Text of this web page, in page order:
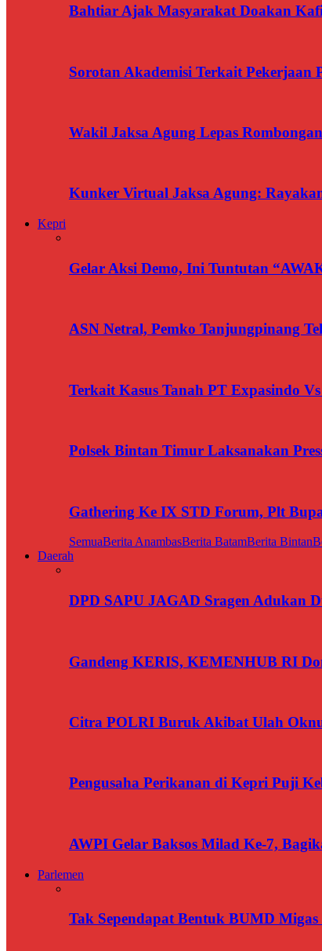
Bahtiar Ajak Masyarakat Doakan
Sorotan Akademisi Terkait Pekerjaan
Wakil Jaksa Agung Lepas
Kunker Virtual Jaksa Agung:
Kepri
Gelar Aksi Demo, Ini Tuntutan
ASN Netral, Pemko Tanjungpinang
Terkait Kasus Tanah PT Expasindo
Polsek Bintan Timur Laksanakan
Gathering Ke IX STD Forum, Plt
SemuaBerita AnambasBerita BatamBerita Bintan
Daerah
DPD SAPU JAGAD Sragen Adukan
Gandeng KERIS, KEMENHUB RI
Citra POLRI Buruk Akibat Ulah
Pengusaha Perikanan di Kepri Puji
AWPI Gelar Baksos Milad Ke-7,
Parlemen
Tak Sependapat Bentuk BUMD